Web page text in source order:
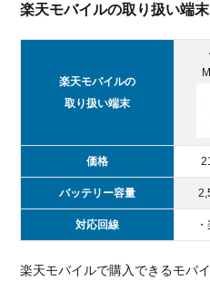
楽天モバイルの取り扱い端末
楽天モバイルの
取り扱い端末
価格
バッテリー容量
対応回線
楽天モバイルで購入できるモバ